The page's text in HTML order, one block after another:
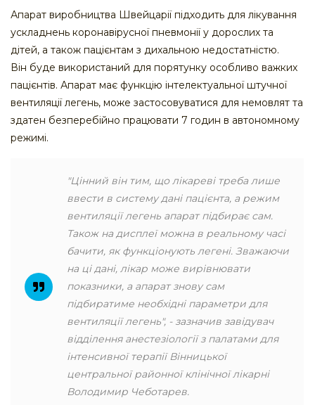
Апарат виробництва Швейцарії підходить для лікування
ускладнень коронавірусної пневмонії у дорослих та
дітей, а також пацієнтам з дихальною недостатністю.
Він буде використаний для порятунку особливо важких
пацієнтів. Апарат має функцію інтелектуальної штучної
вентиляції легень, може застосовуватися для немовлят та
здатен безперебійно працювати 7 годин в автономному
режимі.
"Цінний він тим, що лікареві треба лише
ввести в систему дані пацієнта, а режим
вентиляції легень апарат підбирає сам.
Також на дисплеї можна в реальному часі
бачити, як функціонують легені. Зважаючи
на ці дані, лікар може вирівнювати
показники, а апарат знову сам
підбиратиме необхідні параметри для
вентиляції легень", - зазначив завідувач
відділення анестезіології з палатами для
інтенсивної терапії Вінницької
центральної районної клінічної лікарні
Володимир Чеботарев.